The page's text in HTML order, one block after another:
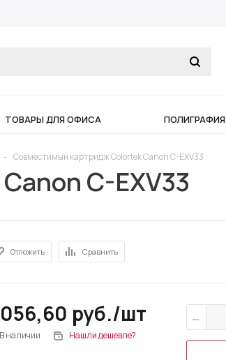
ТОВАРЫ ДЛЯ ОФИСА ПОЛИГРАФИЯ
- Совместимый картридж Colortek Canon C-EXV33
C-EXV33
Отложить Сравнить
руб./шт
В наличии Нашли дешевле?